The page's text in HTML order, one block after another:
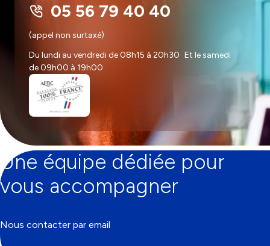
05 56 79 40 40
(appel non surtaxé)
Du lundi au vendredi de 08h15 à 20h30 Et le samedi
de 09h00 à 19h00
Une équipe dédiée pour
vous accompagner
Nous contacter par email